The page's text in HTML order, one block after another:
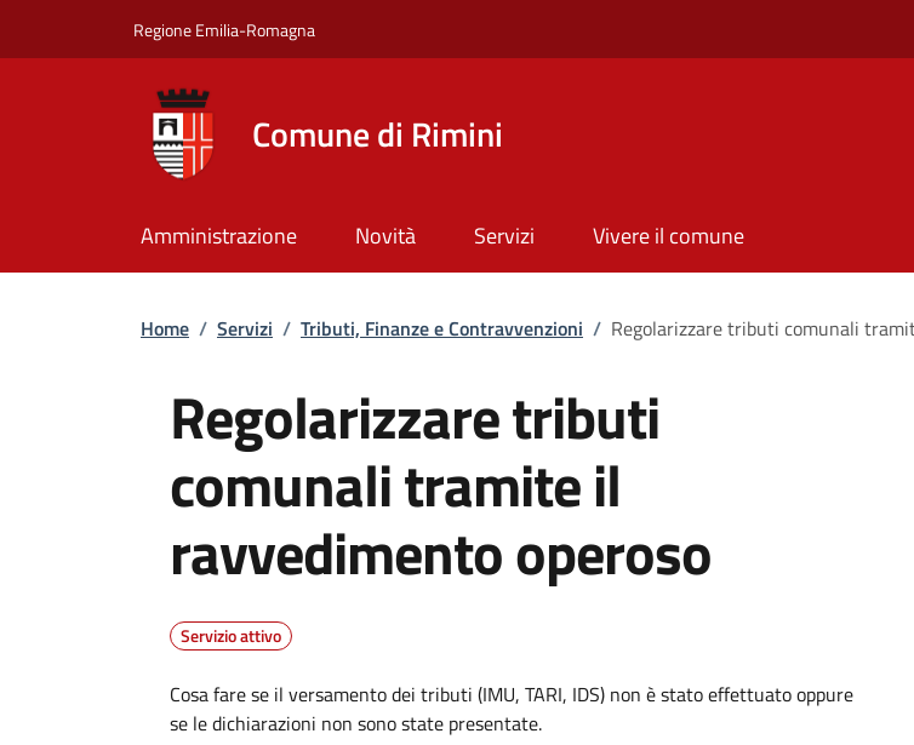
Regione Emilia-Romagna
Comune di Rimini
Amministrazione Novità Servizi Vivere il comune
Briciole di pane
Home / Servizi / Tributi, Finanze e Contravvenzioni / Regolarizzare tributi comunali
Regolarizzare tributi
comunali tramite il
ravvedimento operoso
Servizio attivo
Dettagli
Cosa fare se il versamento dei tributi (IMU, TARI, IDS) non è stato effettuato oppure
se le dichiarazioni non sono state presentate.